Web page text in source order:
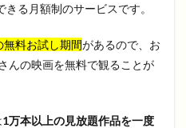
る月額制のサービスです。
無料お試し期間があるので、お
んの映画を無料で観ることが
1万本以上の見放題作品を一度